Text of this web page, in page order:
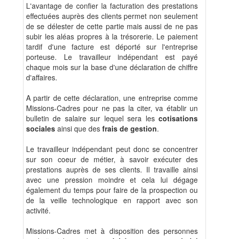
L'avantage de confier la facturation des prestations
effectuées auprès des clients permet non seulement
de se délester de cette partie mais aussi de ne pas
subir les aléas propres à la trésorerie. Le paiement
tardif d'une facture est déporté sur l'entreprise
porteuse. Le travailleur indépendant est payé
chaque mois sur la base d'une déclaration de chiffre
d'affaires.
A partir de cette déclaration, une entreprise comme
Missions-Cadres pour ne pas la citer, va établir un
bulletin de salaire sur lequel sera les cotisations
sociales ainsi que des frais de gestion.
Le travailleur indépendant peut donc se concentrer
sur son coeur de métier, à savoir exécuter des
prestations auprès de ses clients. Il travaille ainsi
avec une pression moindre et cela lui dégage
également du temps pour faire de la prospection ou
de la veille technologique en rapport avec son
activité.
Missions-Cadres met à disposition des personnes